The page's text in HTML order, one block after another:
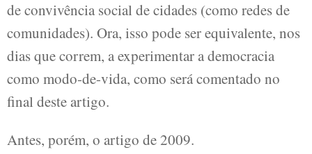
de convivência social de cidades (como redes de
comunidades). Ora, isso pode ser equivalente, nos
dias que correm, a experimentar a democracia
como modo-de-vida, como será comentado no
final deste artigo.
Antes, porém, o artigo de 2009.